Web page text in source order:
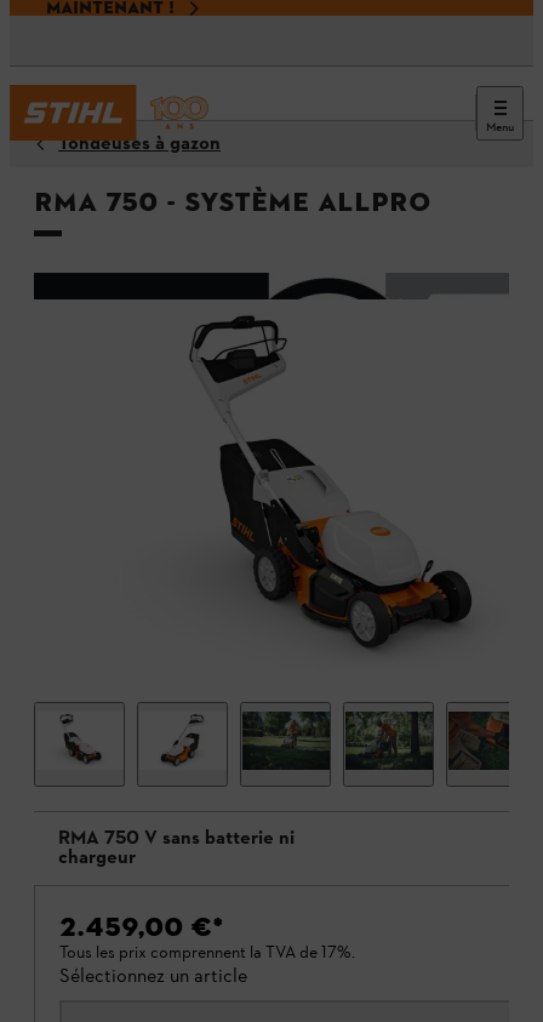
MAINTENANT !
Menu
Tondeuses à gazon
RMA 750 - Système ALLPRO
RMA 750 V sans batterie ni
chargeur
2.459,00 €*
Tous les prix comprennent la TVA de 17%.
Sélectionnez un article